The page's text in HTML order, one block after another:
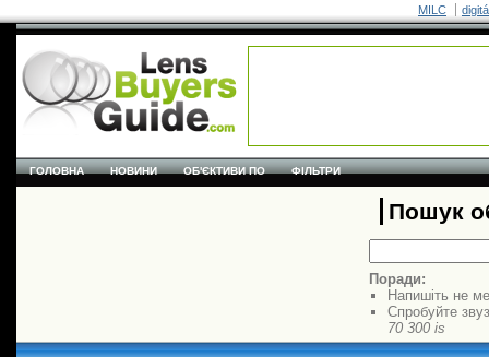
MILC
ГОЛОВНА НОВИНИ ОБ'ЄКТИВИ ПО ФІЛЬТРИ
Пошук
Поради:
Напишіть не
Спробуйте
70 300 is